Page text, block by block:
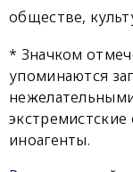
обществе,
* Значком
упоминаются
иноагенты.